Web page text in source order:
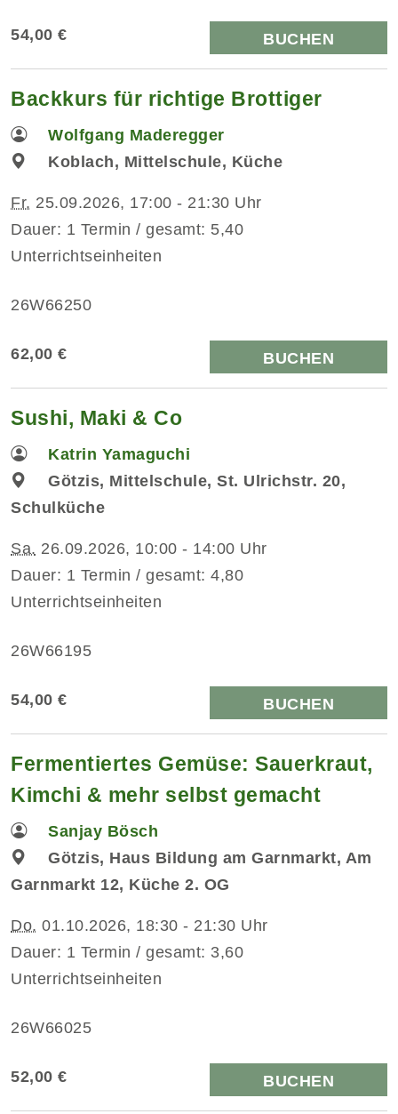
54,00 € BUCHEN
Backkurs für richtige Brottiger
Wolfgang Maderegger
Koblach, Mittelschule, Küche
Fr. 25.09.2026, 17:00 - 21:30 Uhr
Dauer: 1 Termin / gesamt: 5,40
Unterrichtseinheiten
26W66250
62,00 € BUCHEN
Sushi, Maki & Co
Katrin Yamaguchi
Götzis, Mittelschule, St. Ulrichstr. 20,
Schulküche
Sa. 26.09.2026, 10:00 - 14:00 Uhr
Dauer: 1 Termin / gesamt: 4,80
Unterrichtseinheiten
26W66195
54,00 € BUCHEN
Fermentiertes Gemüse: Sauerkraut,
Kimchi & mehr selbst gemacht
Sanjay Bösch
Götzis, Haus Bildung am Garnmarkt, Am
Garnmarkt 12, Küche 2. OG
Do. 01.10.2026, 18:30 - 21:30 Uhr
Dauer: 1 Termin / gesamt: 3,60
Unterrichtseinheiten
26W66025
52,00 € BUCHEN